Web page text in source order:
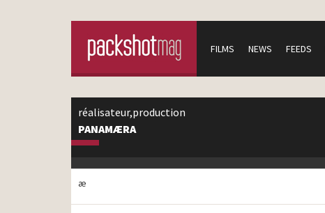
FILMS NEWS FEEDS
réalisateur,production
PANAMÆRA
æ